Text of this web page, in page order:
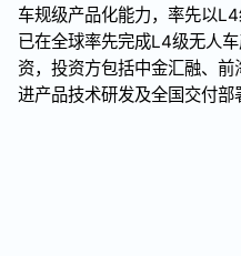
车规级产品化能力，率先以
已在全球率先完成L4级无人
资，投资方包括中金汇融、
进产品技术研发及全国交付部